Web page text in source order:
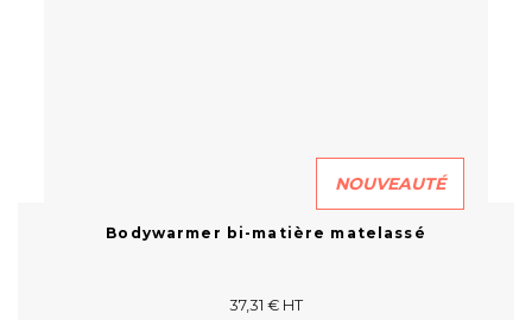
NOUVEAUTÉ
Bodywarmer bi-matière matelassé
37,31 € HT